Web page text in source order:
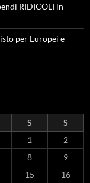
RIDICOLI in
per Europei e
S
S
1
2
8
9
15
16